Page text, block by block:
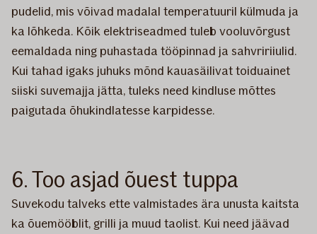
pudelid, mis võivad madalal temperatuuril külmuda ja
ka lõhkeda. Kõik elektriseadmed tuleb vooluvõrgust
eemaldada ning puhastada tööpinnad ja sahvririiulid.
Kui tahad igaks juhuks mõnd kauasäilivat toiduainet
siiski suvemajja jätta, tuleks need kindluse mõttes
paigutada õhukindlatesse karpidesse.
6. Too asjad õuest tuppa
Suvekodu talveks ette valmistades ära unusta kaitsta
ka õuemööblit, grilli ja muud taolist. Kui need jäävad